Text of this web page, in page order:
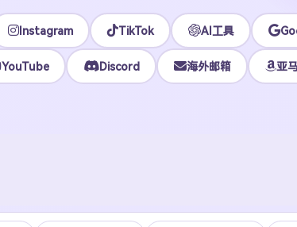
Instagram TikTok AI工具
YouTube Discord 海外邮箱 亚